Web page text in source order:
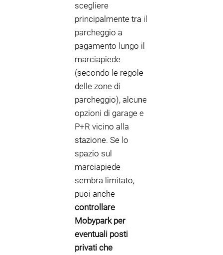
scegliere
principalmente tra il
parcheggio a
pagamento lungo il
marciapiede
(secondo le regole
delle zone di
parcheggio), alcune
opzioni di garage e
P+R vicino alla
stazione. Se lo
spazio sul
marciapiede
sembra limitato,
puoi anche
controllare
Mobypark per
eventuali posti
privati che